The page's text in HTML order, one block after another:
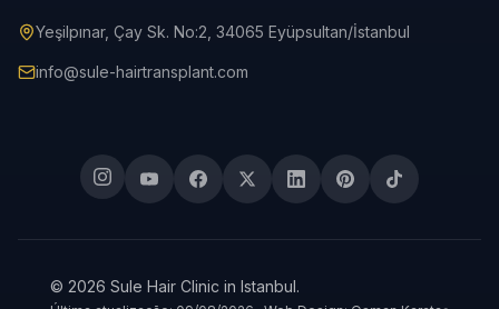
Yeşilpınar, Çay Sk. No:2, 34065 Eyüpsultan/İstanbul
info@sule-hairtransplant.com
© 2026 Sule Hair Clinic in Istanbul.